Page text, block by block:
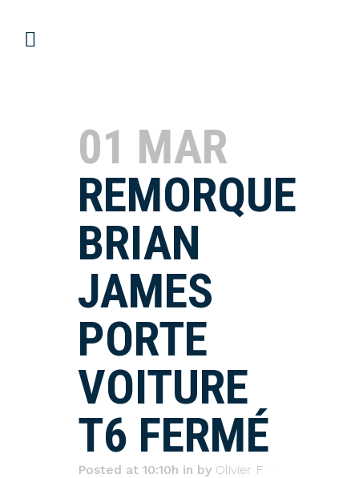
01 MAR
REMORQUE
BRIAN
JAMES
PORTE
VOITURE
T6 FERMÉ
Posted at 10:10h in by Olivier F